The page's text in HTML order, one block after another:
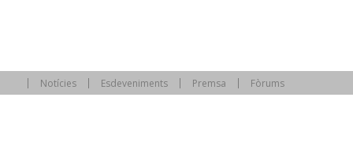
Notícies Esdeveniments Premsa Fòrums